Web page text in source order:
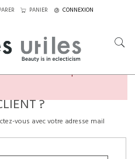
PANIER CONNEXION
vous connecter pour
?
vous avec votre adresse mail